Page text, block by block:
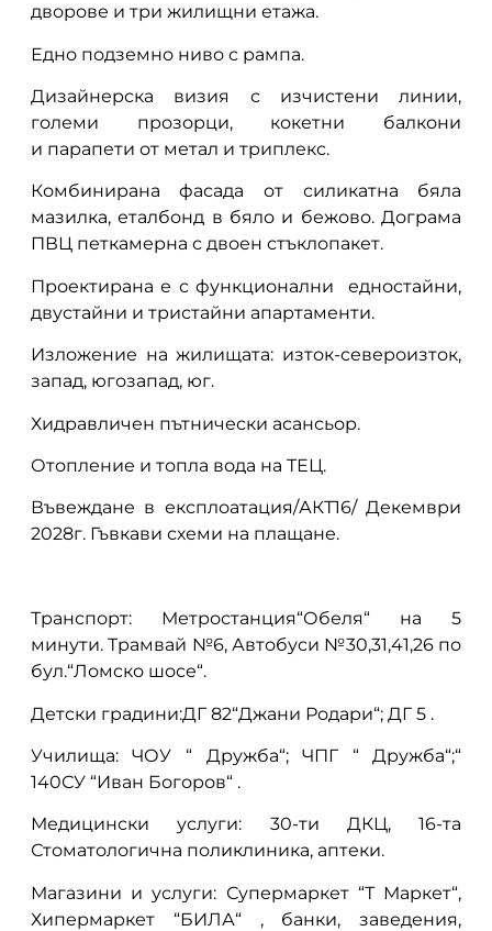
дворове и три жилищни етажа.
Едно подземно ниво с рампа.
Дизайнерска визия с изчистени линии,
големи прозорци, кокетни балкони
и парапети от метал и триплекс.
Комбинирана фасада от силикатна бяла
мазилка, еталбонд в бяло и бежово. Дограма
ПВЦ петкамерна с двоен стъклопакет.
Проектирана е с функционални едностайни,
двустайни и тристайни апартаменти.
Изложение на жилищата: изток-североизток,
запад, югозапад, юг.
Хидравличен пътнически асансьор.
Отопление и топла вода на ТЕЦ.
Въвеждане в експлоатация/АКТ16/ Декември
2028г. Гъвкави схеми на плащане.
Транспорт: Метростанция“Обеля“ на 5
минути. Трамвай №6, Автобуси №30,31,41,26 по
бул.“Ломско шосе“.
Детски градини:ДГ 82“Джани Родари“; ДГ 5 .
Училища: ЧОУ “ Дружба“; ЧПГ “ Дружба“;“
140СУ “Иван Богоров“ .
Медицински услуги: 30-ти ДКЦ, 16-та
Стоматологична поликлиника, аптеки.
Магазини и услуги: Супермаркет “Т Маркет“,
Хипермаркет “БИЛА“ , банки, заведения,